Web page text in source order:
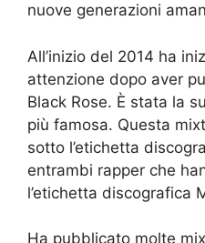
nuove generazioni
All’inizio del 2014 ha
attenzione dopo aver
Black Rose. È stata la
più famosa. Questa
sotto l’etichetta
entrambi rapper che
l’etichetta discografica
Ha pubblicato molte